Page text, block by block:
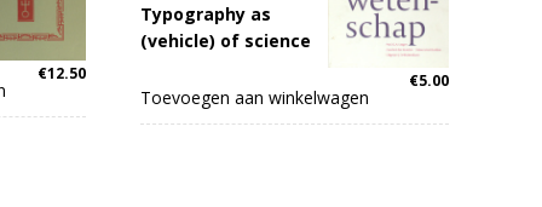
€12.50
Typography as
(vehicle) of science
€5.00
Toevoegen aan winkelwagen